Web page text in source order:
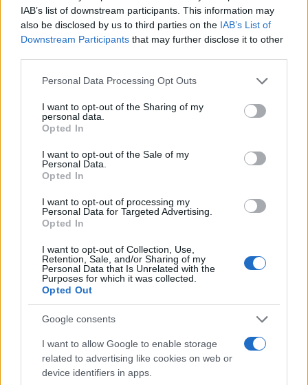
IAB’s list of downstream participants. This information may
also be disclosed by us to third parties on the IAB’s List of
Downstream Participants that may further disclose it to other
Please note that this website/app uses one or more Google
not limited to your visit or usage behaviour. You may click to
grant or deny consent to Google and its third-party tags to
use your data for below specified purposes in below Google
consent section.
Personal Data Processing Opt Outs
I want to opt-out of the Sharing of my
personal data.
Opted In
I want to opt-out of the Sale of my
Personal Data.
Opted In
I want to opt-out of processing my
Personal Data for Targeted Advertising.
Opted In
I want to opt-out of Collection, Use,
Retention, Sale, and/or Sharing of my
Personal Data that Is Unrelated with the
Purposes for which it was collected.
Opted Out
Google consents
I want to allow Google to enable storage
related to advertising like cookies on web or
device identifiers in apps.
6-2018), θέση σε κατώτερη κατηγορία προσωπικού από
αυτή που κατείχαν στη δευτεροβάθμια εκπαίδευση πριν
από την έναρξη ισχύος του Ν.4172/2013 (23-7-2013),
δηλαδή από κατηγορία ΠΕ σε ΤΕ ή ΔΕ και από ΤΕ σε ΔΕ,
να υποβάλουν αιτήσεις μετάταξης στην ειδικότητα και
4172/2013. Η μετάταξη πραγματοποιείται με απόφαση
του Υπουργού Παιδείας, Έρευνας και Θρησκευμάτων και
Κεντρικού Υπηρεσιακού Συμβουλίου Δευτ/θμιας Εκπ/
σης (Κ.Υ.Σ.Δ.Ε.). Οι ανωτέρω εκπαιδευτικοί
μετατάσσονται σε Διεύθυνση Δευτεροβάθμιας
Εκπαίδευσης εντός της Περιφερειακής Διεύθυνσης
Πρωτοβάθμιας και Δευτεροβάθμιας Εκπαίδευσης στην
οποία ανήκαν πριν από την κατάργηση του κλάδου τους
και τίθενται στη διάθεση του οικείου περιφερειακού
υπηρεσιακού συμβουλίου δευτεροβάθμιας εκπαίδευσης.
Αν περισσότεροι εκπαιδευτικοί αιτηθούν την ίδια θέση,
τοποθετήσεις του άρθρου 16 του Π.Δ. 50/1996 (Α΄45). Η
υποβολή της αίτησης μετάταξης (παράρτημα) θα γίνει
αποκλειστικά μέσω του Πληροφοριακού Συστήματος
Ηλεκτρονικής Διαχείρισης Εγγράφων του ΥΠΠΕΘ, στην